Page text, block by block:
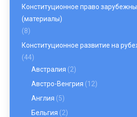
Конституционное право
(материалы)
(8)
Конституционное развитие на
(44)
Австралия (2)
Австро-Венгрия (12)
Англия (5)
Бельгия (2)